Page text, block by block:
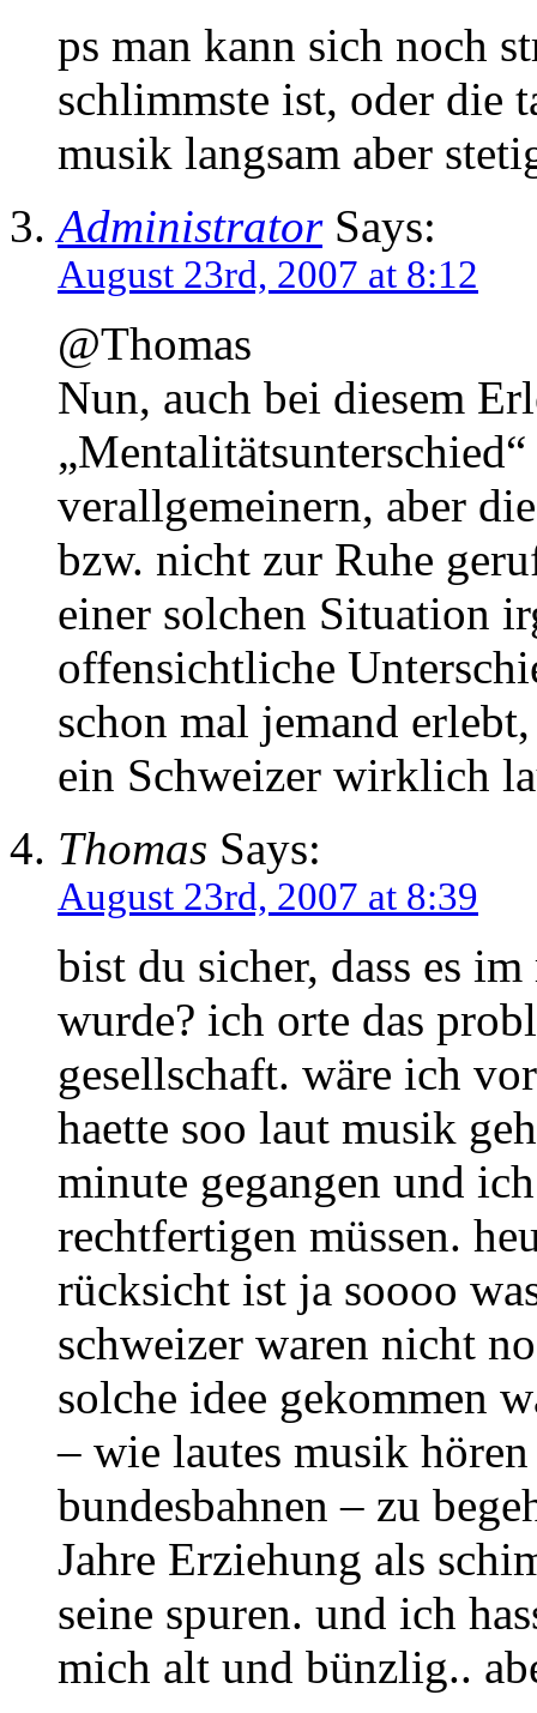
ps man kann sich noch
schlimmste ist, oder die
musik langsam aber
AdministratorSays:
August 23rd, 2007 at 8:12
@Thomas
Nun, auch bei diesem
verallgemeinern, aber
bzw. nicht zur Ruhe
einer solchen Situation
offensichtliche
schon mal jemand
ein Schweizer wirklich
Thomas Says:
August 23rd, 2007 at 8:39
bist du sicher, dass es
wurde? ich orte das
gesellschaft. wäre ich
haette soo laut musik
minute gegangen und
rechtfertigen müssen.
rücksicht ist ja soooo
schweizer waren nicht
solche idee gekommen
– wie lautes musik
bundesbahnen – zu
Jahre Erziehung als
seine spuren. und ich
mich alt und bünzlig..